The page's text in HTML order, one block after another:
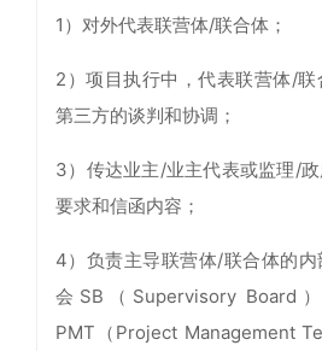
1）对外代表联营体/联合体；
2）项目执行中，代表联营体/
第三方的谈判和协调；
3）传达业主/业主代表或监理/政
要求和信函内容；
4）负责主导联营体/联合体的
会SB（Supervisory Board
PMT（Project Management